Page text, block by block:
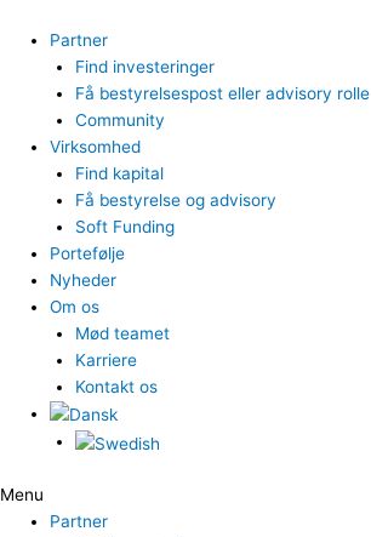
indholdet
Partner
Find investeringer
Få bestyrelsespost eller advisory rolle
Community
Virksomhed
Find kapital
Få bestyrelse og advisory
Soft Funding
Portefølje
Nyheder
Om os
Mød teamet
Karriere
Kontakt os
Menu
Partner